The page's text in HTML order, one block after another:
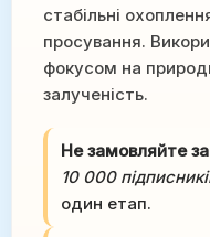
стабільні
просування.
фокусом на
залученість.
Не замовляйте
10 000
один етап.